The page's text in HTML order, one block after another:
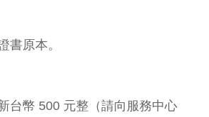
書原本。
台幣 500 元整（請向服務中心